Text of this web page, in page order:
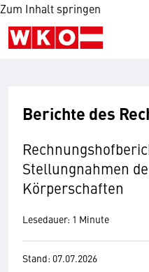
Zum Inhalt springen
Berichte des
Stellungnahmen
Körperschaften
Lesedauer: 1 Minute
Stand: 07.07.2026